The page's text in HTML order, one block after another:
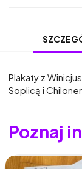
Plakaty z
Soplicą i
Poznaj